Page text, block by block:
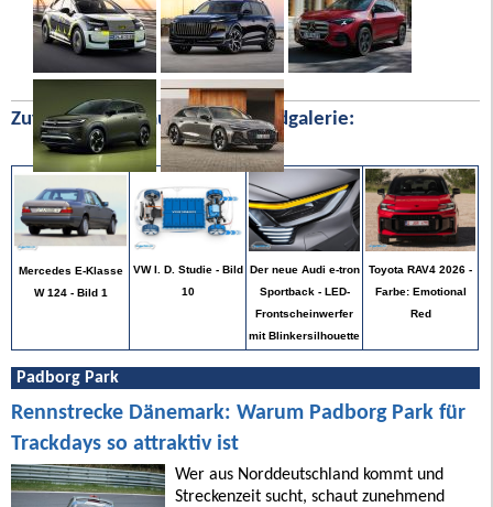
Zufällige Bilder aus unserer Bildgalerie:
Mercedes E-Klasse
W 124 - Bild 1
VW I. D. Studie - Bild
10
Der neue Audi e-tron
Sportback - LED-
Frontscheinwerfer
mit Blinkersilhouette
Toyota RAV4 2026 -
Farbe: Emotional
Red
Padborg Park
Rennstrecke Dänemark: Warum Padborg Park für
Trackdays so attraktiv ist
Wer aus Norddeutschland kommt und
Streckenzeit sucht, schaut zunehmend